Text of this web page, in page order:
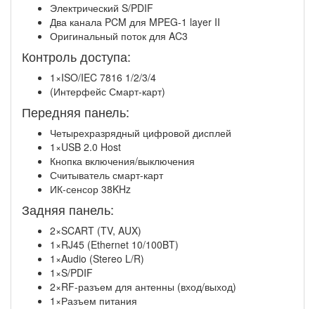
Электрический S/PDIF
Два канала PCM для MPEG-1 layer II
Оригинальный поток для AC3
Контроль доступа:
1×ISO/IEC 7816 1/2/3/4
(Интерфейс Смарт-карт)
Передняя панель:
Четырехразрядный цифровой дисплей
1×USB 2.0 Host
Кнопка включения/выключения
Считыватель смарт-карт
ИК-сенсор 38KHz
Задняя панель:
2×SCART (TV, AUX)
1×RJ45 (Ethernet 10/100BT)
1×Audio (Stereo L/R)
1×S/PDIF
2×RF-разъем для антенны (вход/выход)
1×Разъем питания